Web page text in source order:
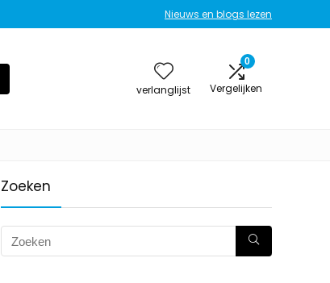
Nieuws en blogs lezen
verlanglijst
0
Vergelijken
Zoeken